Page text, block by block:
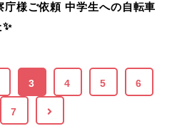
様ご依頼 中学生への自転車
3 4 5 6
7